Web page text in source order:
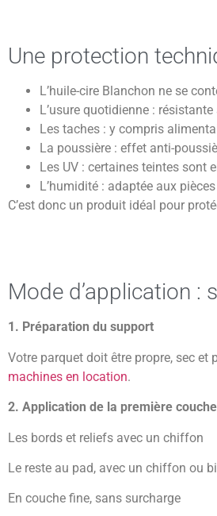
Une protection
L’huile-cire Blanchon ne se
L’usure quotidienne :
Les taches : y compris
La poussière : effet anti-
Les UV : certaines teintes sont
L’humidité : adaptée aux
C’est donc un produit idéal pour
Mode d’application :
1. Préparation du support
Votre parquet doit être propre, sec
machines en location.
2. Application de la première couche
Les bords et reliefs avec un chiffon
Le reste au pad, avec un chiffon ou
En couche fine, sans surcharge